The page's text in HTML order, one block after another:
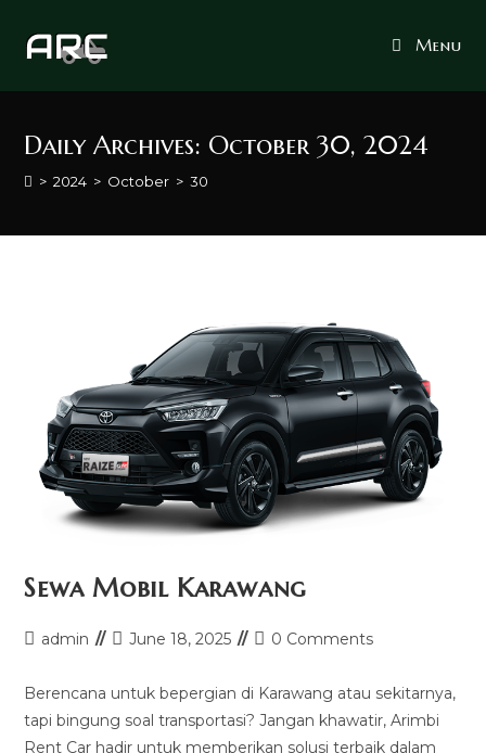
Menu
Daily Archives: October 30, 2024
> 2024 > October > 30
Sewa Mobil Karawang
Postadmin
Post
modified:
June 18, 2025
Post0 Comments
Berencana untuk bepergian di Karawang atau sekitarnya,
tapi bingung soal transportasi? Jangan khawatir, Arimbi
Rent Car hadir untuk memberikan solusi terbaik dalam